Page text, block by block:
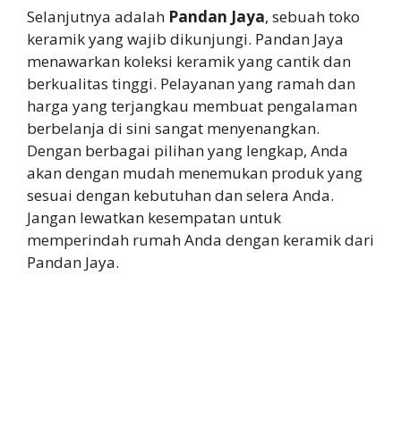
Selanjutnya adalah Pandan Jaya, sebuah toko
keramik yang wajib dikunjungi. Pandan Jaya
menawarkan koleksi keramik yang cantik dan
berkualitas tinggi. Pelayanan yang ramah dan
harga yang terjangkau membuat pengalaman
berbelanja di sini sangat menyenangkan.
Dengan berbagai pilihan yang lengkap, Anda
akan dengan mudah menemukan produk yang
sesuai dengan kebutuhan dan selera Anda.
Jangan lewatkan kesempatan untuk
memperindah rumah Anda dengan keramik dari
Pandan Jaya.